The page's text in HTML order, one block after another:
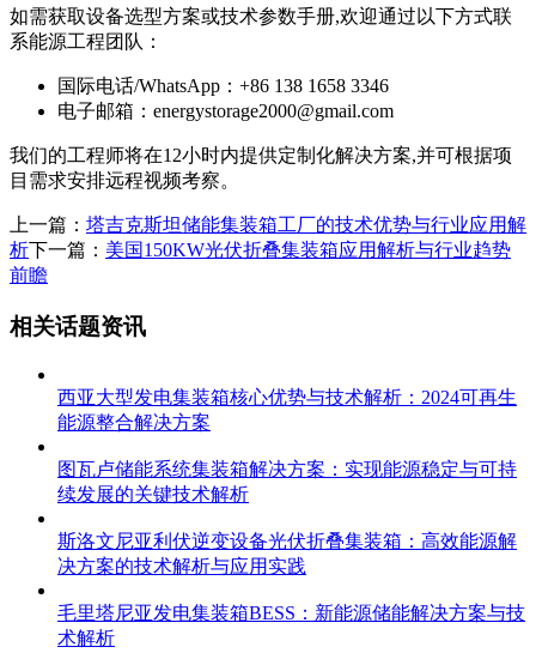
如需获取设备选型方案或技术参数手册,欢迎通过以下方式联
系能源工程团队：
国际电话/WhatsApp：+86 138 1658 3346
电子邮箱： energystorage2000@gmail.com
我们的工程师将在12小时内提供定制化解决方案,并可根据项
目需求安排远程视频考察。
上一篇： 塔吉克斯坦储能集装箱工厂的技术优势与行业应用解
析下一篇： 美国150KW光伏折叠集装箱应用解析与行业趋势
前瞻
相关话题资讯
西亚大型发电集装箱核心优势与技术解析：2024可再生
能源整合解决方案
图瓦卢储能系统集装箱解决方案：实现能源稳定与可持
续发展的关键技术解析
斯洛文尼亚利伏逆变设备光伏折叠集装箱：高效能源解
决方案的技术解析与应用实践
毛里塔尼亚发电集装箱BESS：新能源储能解决方案与技
术解析